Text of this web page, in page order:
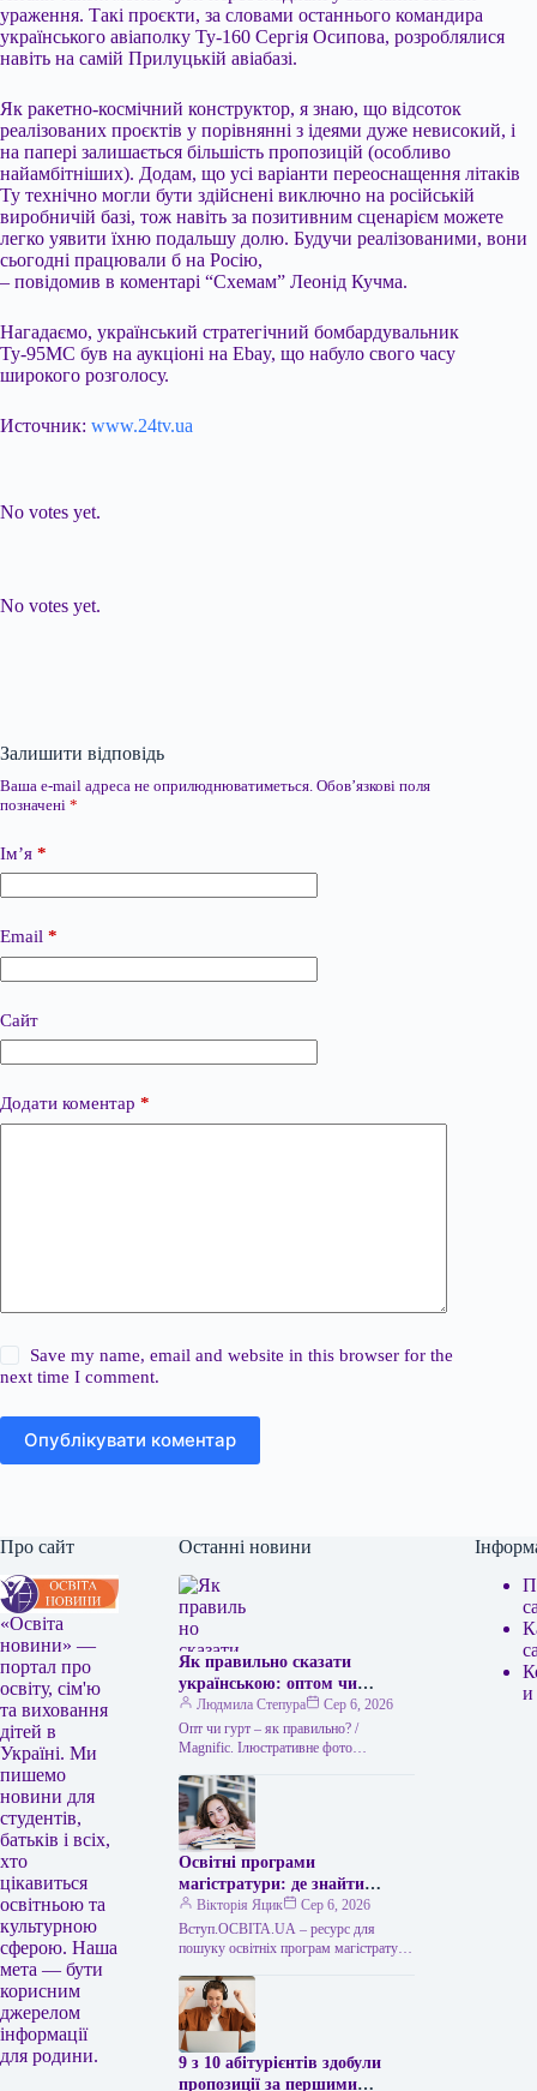
ураження. Такі проєкти, за словами останнього командира
українського авіаполку Ту-160 Сергія Осипова, розроблялися
навіть на самій Прилуцькій авіабазі.
Як ракетно-космічний конструктор, я знаю, що відсоток
реалізованих проєктів у порівнянні з ідеями дуже невисокий, і
на папері залишається більшість пропозицій (особливо
найамбітніших). Додам, що усі варіанти переоснащення літаків
Ту технічно могли бути здійснені виключно на російській
виробничій базі, тож навіть за позитивним сценарієм можете
легко уявити їхню подальшу долю. Будучи реалізованими, вони
сьогодні працювали б на Росію,
– повідомив в коментарі “Схемам” Леонід Кучма.
Нагадаємо, український стратегічний бомбардувальник
Ту-95МС був на аукціоні на Ebay, що набуло свого часу
широкого розголосу.
Источник: www.24tv.ua
No votes yet.
No votes yet.
Залишити відповідь
Ваша e-mail адреса не оприлюднюватиметься. Обов’язкові поля
позначені *
Ім’я *
Email *
Сайт
Додати коментар *
Save my name, email and website in this browser for the
next time I comment.
Опублікувати коментар
Про сайт
«Освіта
новини» —
портал про
освіту, сім'ю
та виховання
дітей в
Україні. Ми
пишемо
новини для
студентів,
батьків і всіх,
хто
цікавиться
освітньою та
культурною
сферою. Наша
мета — бути
корисним
джерелом
інформації
для родини.
Останні новини
Як правильно сказати
українською: оптом чи
гуртом
Людмила Степура
Сер 6, 2026
Опт чи гурт – як правильно? /
Мagnific. Ілюстративне фото
часто пропонує два рівнозначні слова,
…
Освітні програми
магістратури: де знайти
відомості
Вікторія Яцик
Сер 6, 2026
Вступ.ОСВІТА.UA – ресурс для
пошуку освітніх програм магістратури
відомості Для вибору напряму
підготовки вступники до
магістратури…
9 з 10 абітурієнтів здобули
пропозиції за першими
и